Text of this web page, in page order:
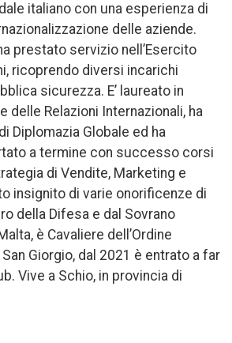
italiano con una esperienza di
delle aziende.
prestato servizio nell’Esercito
ricoprendo diversi incarichi
sicurezza. E’ laureato in
delle Relazioni Internazionali, ha
Diplomazia Globale ed ha
a termine con successo corsi
di Vendite, Marketing e
insignito di varie onorificenze di
della Difesa e dal Sovrano
è Cavaliere dell’Ordine
Giorgio, dal 2021 è entrato a far
Vive a Schio, in provincia di